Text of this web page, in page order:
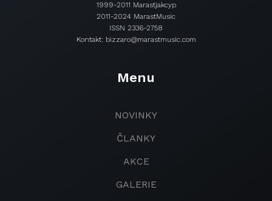
1999-2011 Marastjakcyp
2011-2024 MarastMusic
ISSN 2336-2758
Kontakt: bizzaro@marastmusic.com
Menu
NOVINKY
ČLANKY
AKCE
GALERIE